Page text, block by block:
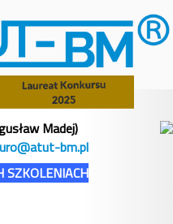
Madej)
bm.pl
SZKOLENIACH